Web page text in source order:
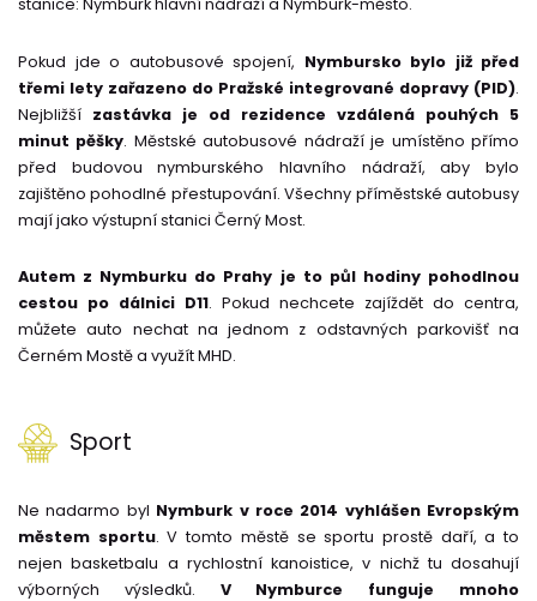
stanice: Nymburk hlavní nádraží a Nymburk-město.
Pokud jde o autobusové spojení, Nymbursko bylo již před
třemi lety zařazeno do Pražské integrované dopravy (PID).
Nejbližší zastávka je od rezidence vzdálená pouhých 5
minut pěšky. Městské autobusové nádraží je umístěno přímo
před budovou nymburského hlavního nádraží, aby bylo
zajištěno pohodlné přestupování. Všechny příměstské autobusy
mají jako výstupní stanici Černý Most.
Autem z Nymburku do Prahy je to půl hodiny pohodlnou
cestou po dálnici D11. Pokud nechcete zajíždět do centra,
můžete auto nechat na jednom z odstavných parkovišť na
Černém Mostě a využít MHD.
Sport
Ne nadarmo byl Nymburk v roce 2014 vyhlášen Evropským
městem sportu. V tomto městě se sportu prostě daří, a to
nejen basketbalu a rychlostní kanoistice, v nichž tu dosahují
výborných výsledků. V Nymburce funguje mnoho